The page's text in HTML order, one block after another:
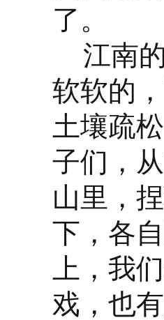
了。
江南的
软软的
土壤疏
子们，
山里，
下，各
上，我
戏，也